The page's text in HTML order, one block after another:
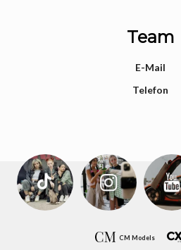
Team
E-Mail
Telefon
CM Models